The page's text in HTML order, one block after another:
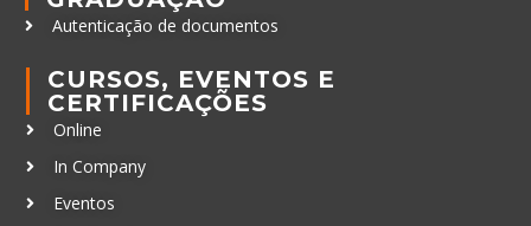
Autenticação de documentos
CURSOS, EVENTOS E
CERTIFICAÇÕES
Online
In Company
Eventos